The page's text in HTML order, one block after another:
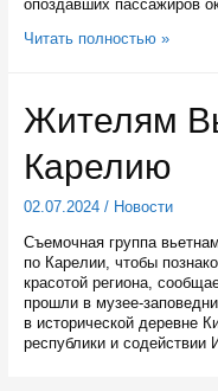
опоздавших пассажиров
Карельский
съемкам
триллера
Читать полностью »
Жителям
Карелию
02.07.2024/ Новости
Съемочная группа
по Карелии, чтобы
красотой региона,
прошли в музее-
в исторической деревне
республики и содействии